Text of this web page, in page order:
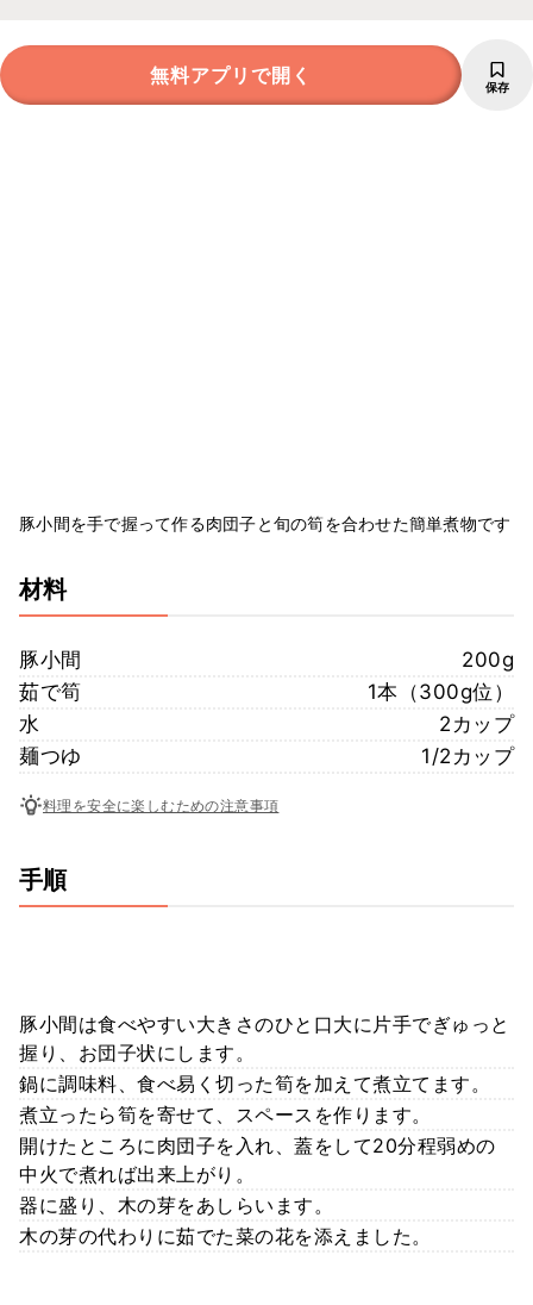
無料アプリで開く 保存
豚小間を手で握って作る肉団子と旬の筍を合わせた簡単煮物です
材料
豚小間
200g
茹で筍
1本（300g位）
水
2カップ
麺つゆ
1/2カップ
料理を安全に楽しむための注意事項
手順
豚小間は食べやすい大きさのひと口大に片手でぎゅっと
握り、お団子状にします。
鍋に調味料、食べ易く切った筍を加えて煮立てます。
煮立ったら筍を寄せて、スペースを作ります。
開けたところに肉団子を入れ、蓋をして20分程弱めの
中火で煮れば出来上がり。
器に盛り、木の芽をあしらいます。
木の芽の代わりに茹でた菜の花を添えました。